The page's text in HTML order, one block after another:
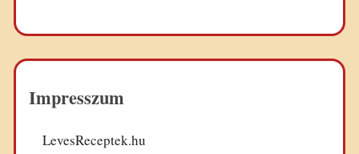
Impresszum
LevesReceptek.hu